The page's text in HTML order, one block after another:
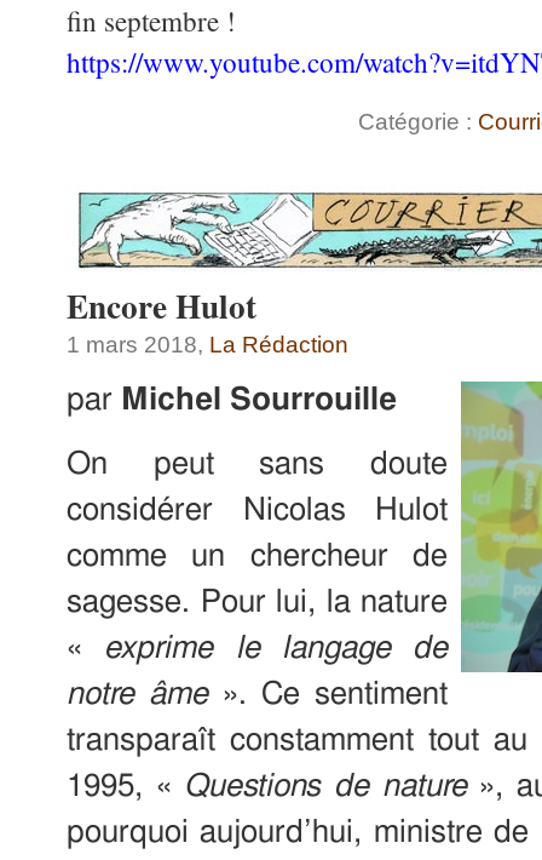
fin septembre !
https://www.youtube.com/
Catégorie :
Encore Hulot
1 mars 2018, La Rédaction
par Michel Sourrouille
On peut sans doute
considérer Nicolas Hulot
comme un chercheur de
sagesse. Pour lui, la nature
« exprime le langage de
notre âme ». Ce sentiment
transparaît constamment tout
1995, « Questions de nature »,
pourquoi aujourd’hui, ministre